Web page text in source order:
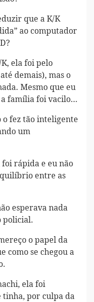
que a K/K
ao computador
ela foi pelo
demais), mas o
Mesmo que eu
família foi vacilo…
fez tão inteligente
um
rápida e eu não
entre as
esperava nada
policial.
o papel da
como se chegou a
ela foi
por culpa da